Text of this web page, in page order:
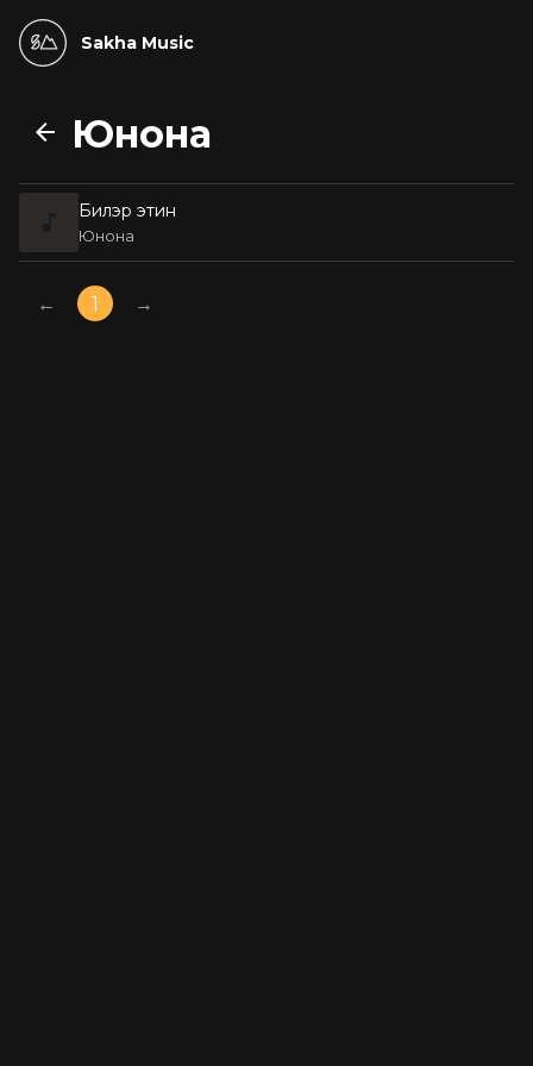
Sakha Music
Юнона
Билэр этин
Юнона
← 1 →